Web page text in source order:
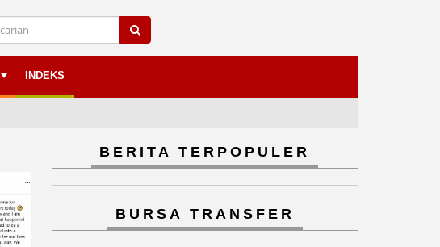
INDEKS
BERITA TERPOPULER
BURSA TRANSFER